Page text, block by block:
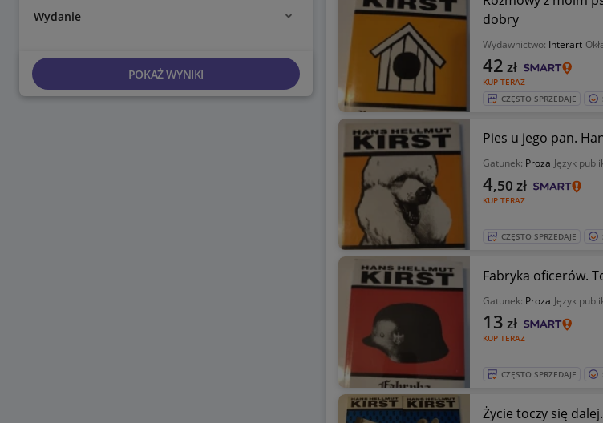
Wydanie
POKAŻ WYNIKI
dobry
Wydawnictwo: Interart
KUP TERAZ
42 zł
CZĘSTO SPRZEDAJE
Pies u jego pan.
Gatunek: Proza Język
KUP TERAZ
4,50 zł
CZĘSTO SPRZEDAJE
Fabryka oficerów.
Gatunek: Proza Język
KUP TERAZ
13 zł
CZĘSTO SPRZEDAJE
Życie toczy się